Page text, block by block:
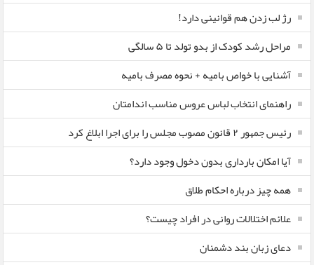
رژ لب زدن هم قوانینی دارد!
مراحل رشد کودک از بدو تولد تا ۵ سالگی
آشنایی با خواص بامیه + نحوه مصرف بامیه
راهنمای انتخاب لباس عروس مناسب اندامتان
رئیس جمهور ۲ قانون مصوب مجلس را برای اجرا ابلاغ کرد
آیا امکان بارداری بدون دخول وجود دارد؟
همه چیز درباره احکام طلاق
علائم اختلالات روانی در افراد چیست؟
دعای زبان بند دشمنان